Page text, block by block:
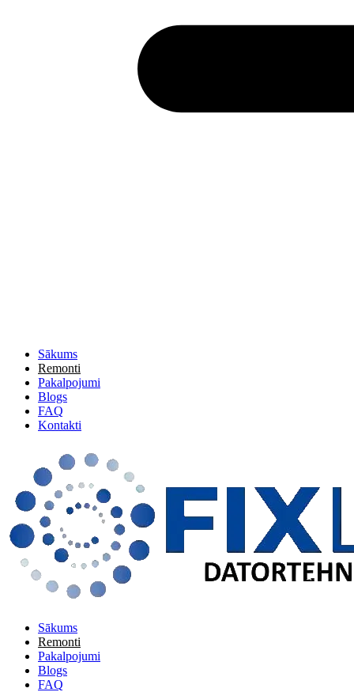
Sākums
Remonti
Pakalpojumi
Blogs
FAQ
Kontakti
Sākums
Remonti
Pakalpojumi
Blogs
FAQ